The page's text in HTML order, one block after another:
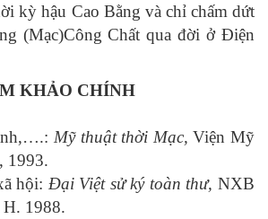
kỳ hậu Cao Bằng và chỉ chấm dứt
(Mạc)Công Chất qua đời ở Điện
KHẢO CHÍNH
Mỹ thuật thời Mạc,Viện Mỹ
1993.
hội: Đại Việt sử ký toàn thư,NXB
1988.